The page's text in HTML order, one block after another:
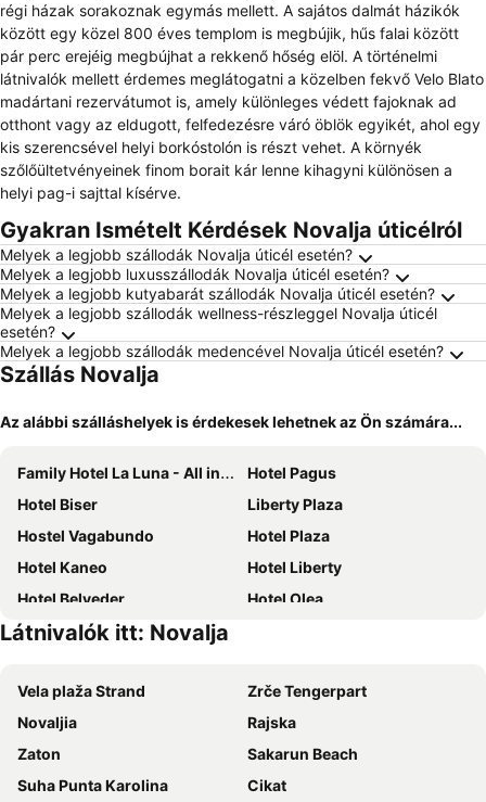
régi házak sorakoznak egymás mellett. A sajátos dalmát házikók
között egy közel 800 éves templom is megbújik, hűs falai között
pár perc erejéig megbújhat a rekkenő hőség elöl. A történelmi
látnivalók mellett érdemes meglátogatni a közelben fekvő Velo Blato
madártani rezervátumot is, amely különleges védett fajoknak ad
otthont vagy az eldugott, felfedezésre váró öblök egyikét, ahol egy
kis szerencsével helyi borkóstolón is részt vehet. A környék
szőlőültetvényeinek finom borait kár lenne kihagyni különösen a
helyi pag-i sajttal kísérve.
Gyakran Ismételt Kérdések Novalja úticélról
Melyek a legjobb szállodák Novalja úticél esetén?
Melyek a legjobb luxusszállodák Novalja úticél esetén?
Melyek a legjobb kutyabarát szállodák Novalja úticél esetén?
Melyek a legjobb szállodák wellness-részleggel Novalja úticél
esetén?
Melyek a legjobb szállodák medencével Novalja úticél esetén?
Szállás Novalja
Az alábbi szálláshelyek is érdekesek lehetnek az Ön számára...
Family Hotel La Luna - All inclusive
Hotel Pagus
Hotel Biser
Liberty Plaza
Hostel Vagabundo
Hotel Plaza
Hotel Kaneo
Hotel Liberty
Hotel Belveder
Hotel Olea
Boutique Hotel IVY'Z
Pansion Villa Bok
Lux Hotel Pansion
Family Hotel Zanè
Residences Bellavista 2
The old man and the sea
Sobe Zeneral
Boutique Hotel Intermezzo - Pag centre
Joel Hotel
Látnivalók itt: Novalja
Vela plaža Strand
Zrče Tengerpart
Novaljia
Rajska
Zaton
Sakarun Beach
Suha Punta Karolina
Cikat